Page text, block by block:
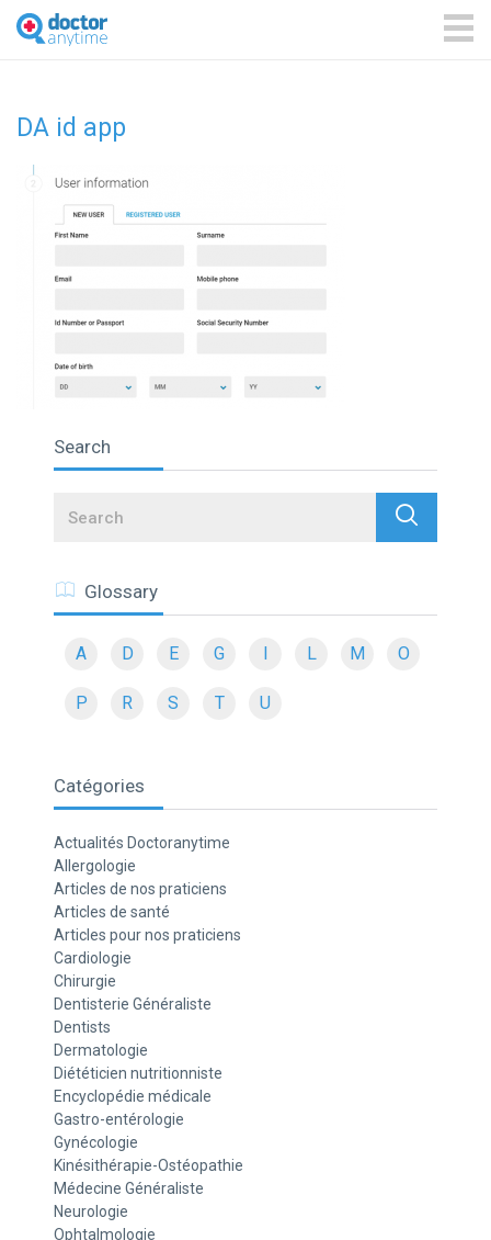
DoctorAnyTime
You
are
DA id app
Search
Search
Glossary
A D E G I L M O
P R S T U
Catégories
Actualités Doctoranytime
Allergologie
Articles de nos praticiens
Articles de santé
Articles pour nos praticiens
Cardiologie
Chirurgie
Dentisterie Généraliste
Dentists
Dermatologie
Diététicien nutritionniste
Encyclopédie médicale
Gastro-entérologie
Gynécologie
Kinésithérapie-Ostéopathie
Médecine Généraliste
Neurologie
Ophtalmologie